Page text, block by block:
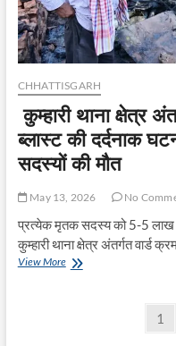
CHHATTISGARH
कुम्हारी थाना क्षेत्र
ब्लास्ट की दर्दनाक
सदस्यों की मौत
May 13, 2026 No
प्रत्येक मृतक सदस्य को 5-5 लाख
कुम्हारी थाना क्षेत्र अंतर्गत वार्ड
View Moreकुम्हारी
1